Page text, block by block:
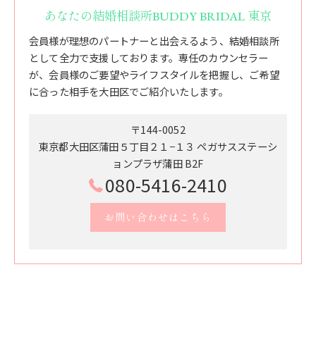
あなたの結婚相談所BUDDY BRIDAL 東京
会員様が理想のパートナーと出会えるよう、結婚相談所
として全力で支援しております。専任のカウンセラー
が、会員様のご要望やライフスタイルを把握し、ご希望
に合った相手を大田区でご紹介いたします。
〒144-0052
東京都大田区蒲田５丁目２１−１３ ペガサスステーシ
ョンプラザ蒲田 B2F
080-5416-2410
お問い合わせはこちら